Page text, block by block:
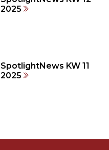
2025
SpotlightNews KW 11
2025